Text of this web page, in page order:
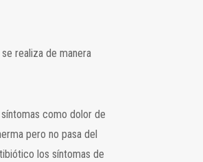
realiza de manera
como dolor de
pero no pasa del
los síntomas de